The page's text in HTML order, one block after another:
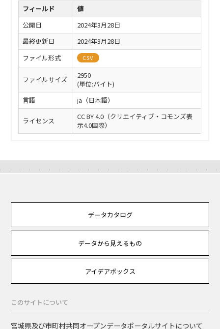
フィールド
値
公開日
2024年3月28日
最終更新日
2024年3月28日
ファイル形式
CSV
ファイルサイズ
2950
(単位:バイト)
言語
ja（日本語）
ライセンス
CC BY 4.0（クリエイティブ・コモンズ表
示4.0国際）
データカタログ
データから見えるもの
アイデアボックス
このサイトについて
宮城県及び市町村共同オープンデータポータルサイトについて